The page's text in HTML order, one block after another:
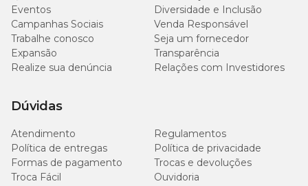
Eventos
Diversidade e Inclusão
Campanhas Sociais
Venda Responsável
Trabalhe conosco
Seja um fornecedor
Expansão
Transparência
Realize sua denúncia
Relações com Investidores
Dúvidas
Atendimento
Regulamentos
Política de entregas
Política de privacidade
Formas de pagamento
Trocas e devoluções
Troca Fácil
Ouvidoria